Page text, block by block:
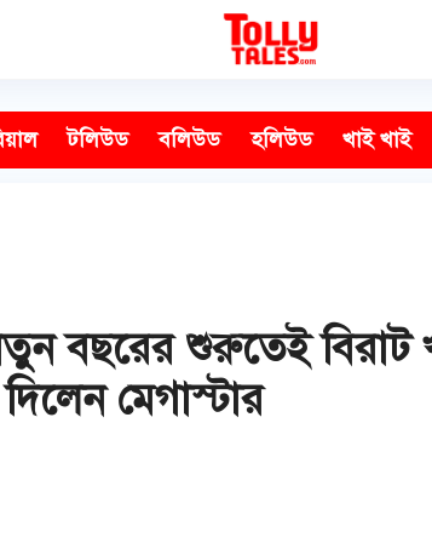
টলিউড বলিউড হলিউড খাই খাই
বছরের শুরুতেই
মেগাস্টার